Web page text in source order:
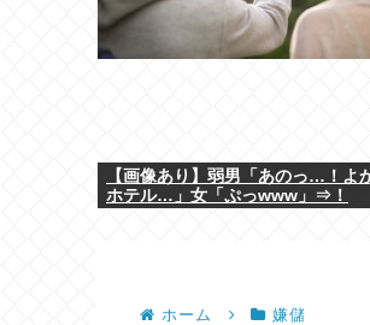
【画像あり】弱男「あのっ…！よ
ホテル…」女「ぷっwww」⇒！
ホーム 嫌儲